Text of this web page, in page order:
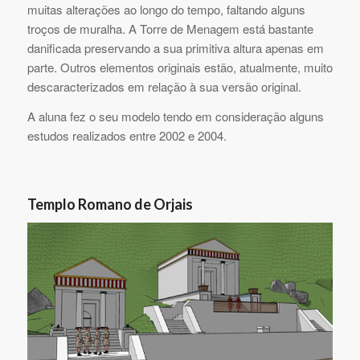
muitas alterações ao longo do tempo, faltando alguns
troços de muralha. A Torre de Menagem está bastante
danificada preservando a sua primitiva altura apenas em
parte. Outros elementos originais estão, atualmente, muito
descaracterizados em relação à sua versão original.
A aluna fez o seu modelo tendo em consideração alguns
estudos realizados entre 2002 e 2004.
Templo Romano de Orjais